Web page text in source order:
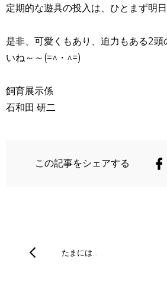
定期的な遊具の投入は、ひとまず明
是非、可愛くもあり、迫力もある2頭
いね～～(=^・^=)
飼育展示係
石和田 研二
この記事をシェアする
たまには…